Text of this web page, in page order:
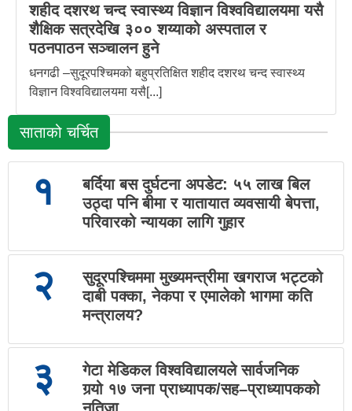
शहीद दशरथ चन्द स्वास्थ्य विज्ञान विश्वविद्यालयमा यसै
शैक्षिक सत्रदेखि ३०० शय्याको अस्पताल र
पठनपाठन सञ्चालन हुने
धनगढी –सुदूरपश्चिमको बहुप्रतिक्षित शहीद दशरथ चन्द स्वास्थ्य
विज्ञान विश्वविद्यालयमा यसै[...]
साताको चर्चित
१
बर्दिया बस दुर्घटना अपडेट: ५५ लाख बिल
उठ्दा पनि बीमा र यातायात व्यवसायी बेपत्ता,
परिवारको न्यायका लागि गुहार
२
सुदूरपश्चिममा मुख्यमन्त्रीमा खगराज भट्टको
दाबी पक्का, नेकपा र एमालेको भागमा कति
मन्त्रालय?
३
गेटा मेडिकल विश्वविद्यालयले सार्वजनिक
गर्‍यो १७ जना प्राध्यापक/सह–प्राध्यापकको
नतिजा